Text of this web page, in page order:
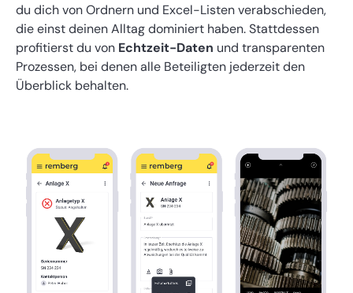
du dich von Ordnern und Excel-Listen verabschieden,
die einst deinen Alltag dominiert haben. Stattdessen
profitierst du von Echtzeit-Daten und transparenten
Prozessen, bei denen alle Beteiligten jederzeit den
Überblick behalten.